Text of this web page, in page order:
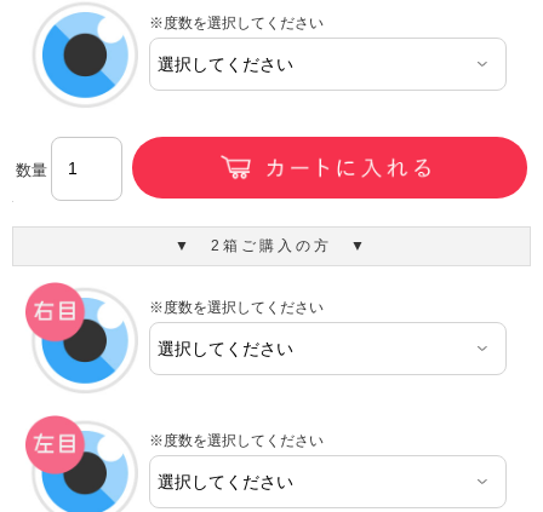
※度数を選択してください
数量
▼ 2箱ご購入の方 ▼
※度数を選択してください
※度数を選択してください